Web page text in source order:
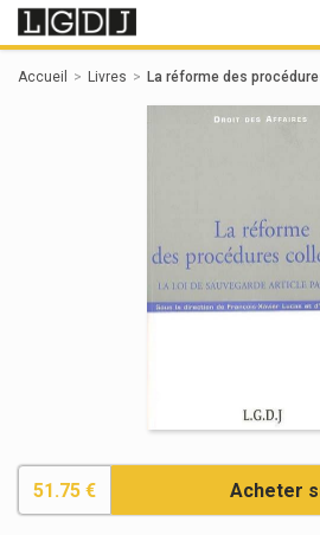
Accueil Livres La réforme des
51.75 € Acheter
Panneau de gestion des cookies